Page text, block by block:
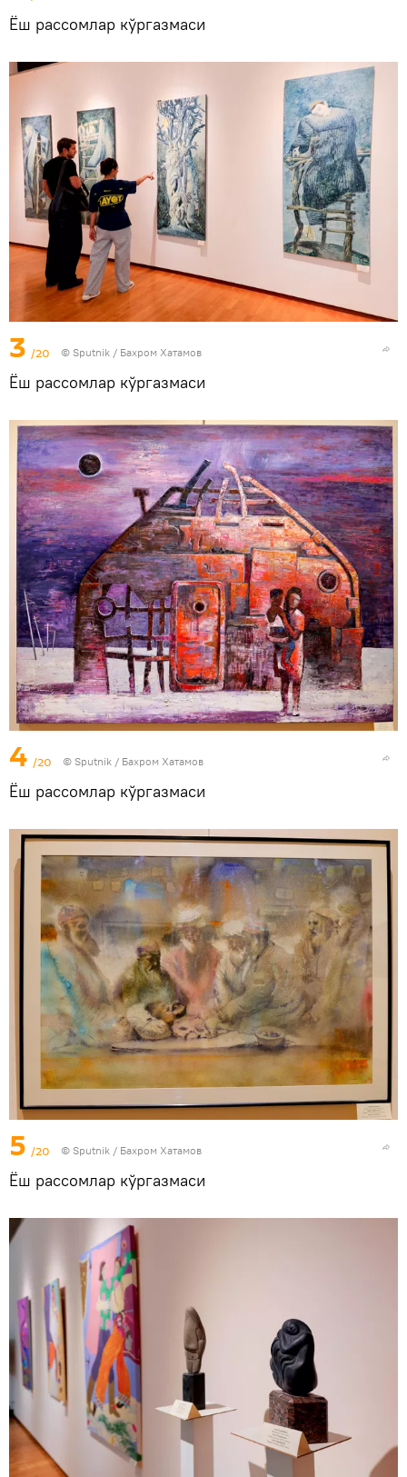
Ёш рассомлар кўргазмаси
3 /20 © Sputnik / Бахром Хатамов
Ёш рассомлар кўргазмаси
4 /20 © Sputnik / Бахром Хатамов
Ёш рассомлар кўргазмаси
5 /20 © Sputnik / Бахром Хатамов
Ёш рассомлар кўргазмаси